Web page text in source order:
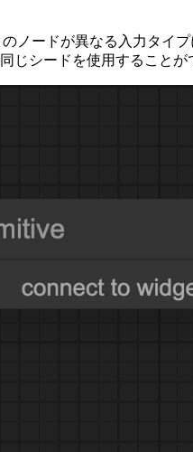
ノードが異なる入力タイ
じシードを使用することが